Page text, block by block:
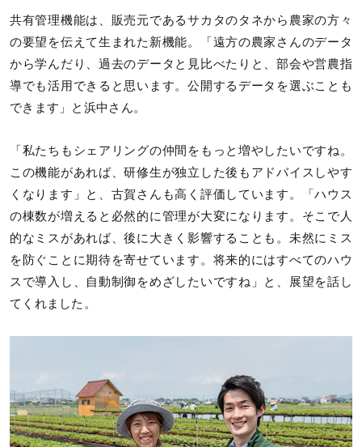
共有管理機能は、販売元であるサカタのタネから農家の方々
の要望を伝えて生まれた新機能。「遠方の農家さんのデータ
から学んだり、過去のデータと見比べたりと、部会や営農指
導でも活用できると思います。公開するデータを選ぶことも
できます」と浜中さん。
「私たちもシェアリングの仲間をもっと増やしたいですね。
この機能があれば、研修生が独立した後もアドバイスしやす
くなります」と、古賀さんも高く評価しています。「ハウス
の棟数が増えると必然的に管理が大変になります。そこで人
的なミスがあれば、後に大きく影響することも。未然にミス
を防ぐことに期待を寄せています。将来的にはすべてのハウ
スで導入し、自動制御をめざしたいですね」と、展望を話し
てくれました。